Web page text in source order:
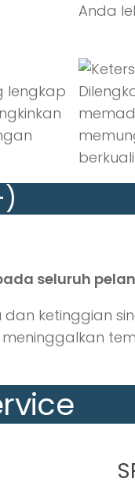
Anda
lengkap
seluruh
ketinggian